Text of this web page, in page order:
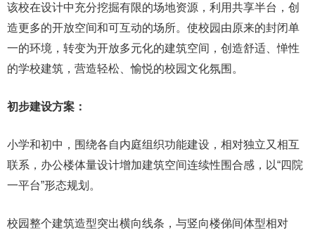
该校在设计中充分挖掘有限的场地资源，利用共享半台，创
造更多的开放空间和可互动的场所。使校园由原来的封闭单
一的环境，转变为开放多元化的建筑空间，创造舒适、惮性
的学校建筑，营造轻松、愉悦的校园文化氛围。
初步建设方案：
小学和初中，围绕各自内庭组织功能建设，相对独立又相互
联系，办公楼体量设计增加建筑空间连续性围合感，以“四院
一平台”形态规划。
校园整个建筑造型突出横向线条，与竖向楼俤间体型相对